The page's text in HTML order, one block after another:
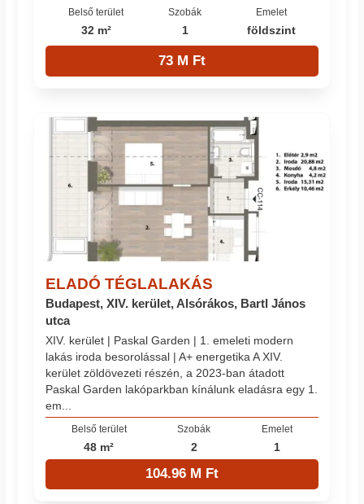
Belső terület
32 m²
Szobák
1
Emelet
földszint
73 M Ft
ELADÓ TÉGLALAKÁS
Budapest, XIV. kerület, Alsórákos, Bartl János
utca
XIV. kerület | Paskal Garden | 1. emeleti modern
lakás iroda besorolással | A+ energetika A XIV.
kerület zöldövezeti részén, a 2023-ban átadott
Paskal Garden lakóparkban kínálunk eladásra egy 1.
em...
Belső terület
48 m²
Szobák
2
Emelet
1
104.96 M Ft